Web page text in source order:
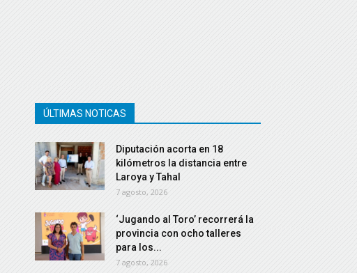
ÚLTIMAS NOTICAS
Diputación acorta en 18
kilómetros la distancia entre
Laroya y Tahal
7 agosto, 2026
‘Jugando al Toro’ recorrerá la
provincia con ocho talleres
para los...
7 agosto, 2026